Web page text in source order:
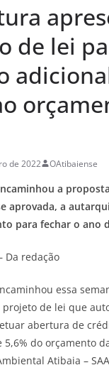
de lei
de 2022 OAtibaiense
a
aprovada, a
para fechar o ano
Da redação
essa
de lei que
abertura de
5,6% do orçamento
Atibaia –